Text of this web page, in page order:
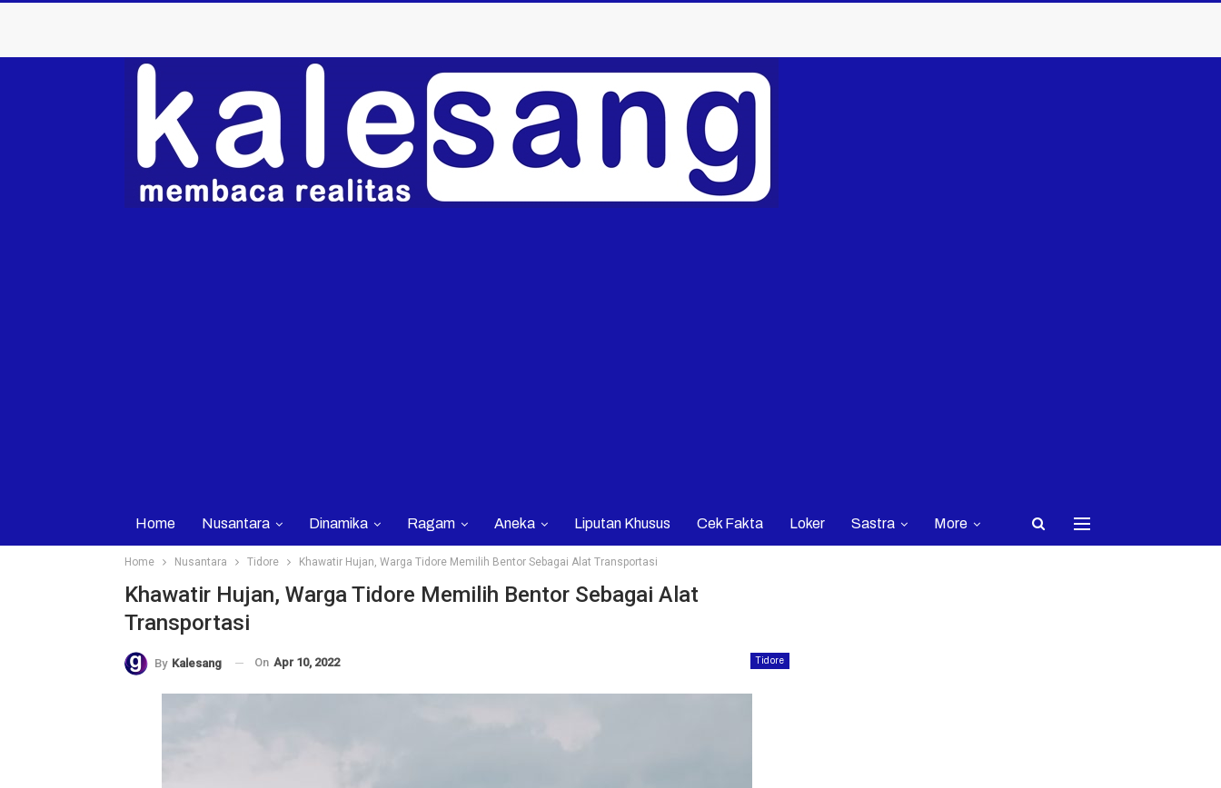
Home Nusantara Dinamika Ragam Aneka Liputan Khusus Cek Fakta Loker Sastra More
Home Nusantara Tidore Khawatir Hujan, Warga Tidore Memilih Bentor Sebagai Alat Transportasi
Khawatir Hujan, Warga Tidore Memilih Bentor Sebagai Alat
Transportasi
Tidore
By Kalesang On Apr 10, 2022